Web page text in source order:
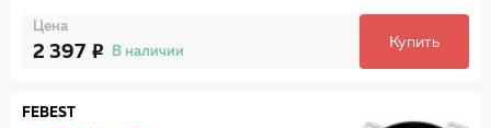
Цена
2 397 В наличии
Купить
FEBEST